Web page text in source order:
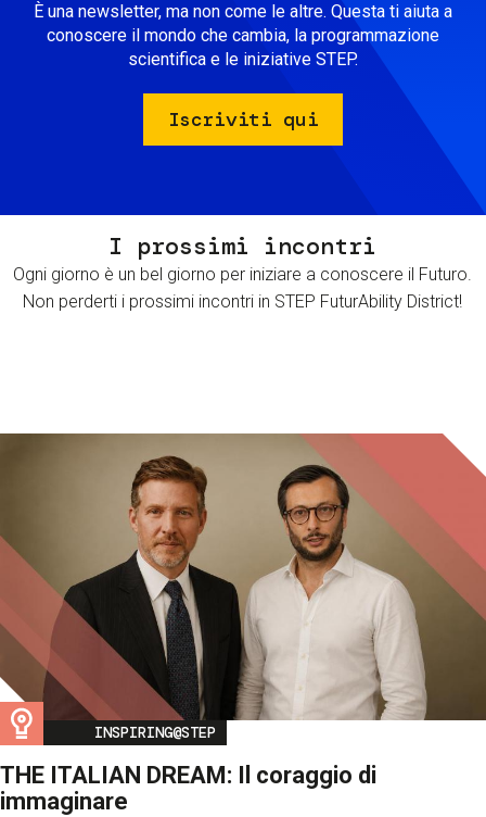
È una newsletter, ma non come le altre. Questa ti aiuta a
conoscere il mondo che cambia, la programmazione
scientifica e le iniziative STEP.
Iscriviti qui
I prossimi incontri
Ogni giorno è un bel giorno per iniziare a conoscere il Futuro.
Non perderti i prossimi incontri in STEP FuturAbility District!
Image
INSPIRING@STEP
THE ITALIAN DREAM: Il coraggio di
immaginare